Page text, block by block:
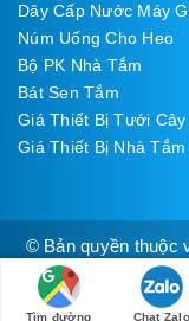
Dây Cấp Nước Máy
Núm Uống Cho Heo
Bộ PK Nhà Tắm
Bát Sen Tắm
Giá Thiết Bị Tưới Cây
Giá Thiết Bị Nhà Tắm
© Bản quyền thuộc
Tìm đường Chat Zalo